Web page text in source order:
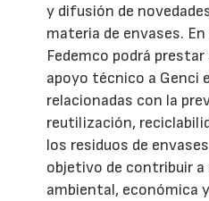
y difusión de
materia de envases.
Fedemco podrá
apoyo técnico a Genci
relacionadas con la
reutilización,
los residuos de
objetivo de contribuir a
ambiental, económica